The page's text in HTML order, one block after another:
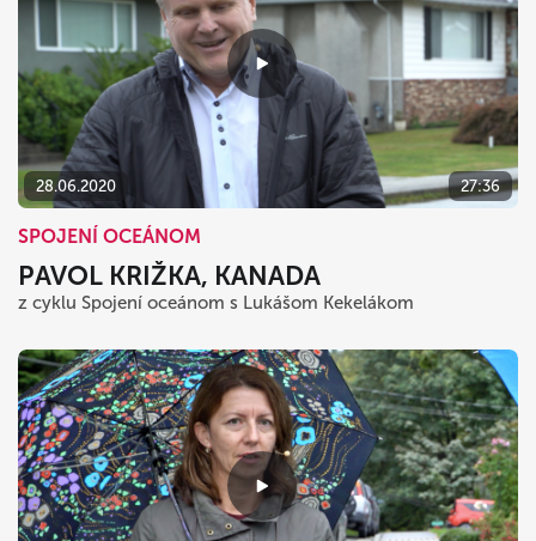
28.06.2020 27:36
SPOJENÍ OCEÁNOM
PAVOL KRIŽKA, KANADA
z cyklu Spojení oceánom s Lukášom Kekelákom